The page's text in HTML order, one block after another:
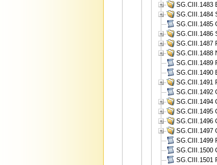
SG.CIII.1483
SG.CIII.1484
SG.CIII.1485
SG.CIII.1486
SG.CIII.1487
SG.CIII.1488
SG.CIII.1489
SG.CIII.1490
SG.CIII.1491
SG.CIII.1492
SG.CIII.1494
SG.CIII.1495
SG.CIII.1496
SG.CIII.1497
SG.CIII.1499
SG.CIII.1500
SG.CIII.1501